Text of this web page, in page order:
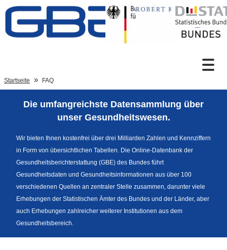
Zum Inhalt
Sprachumschaltung
Fußzeile
Startseite FAQ
Die umfangreichste Datensammlung über
unser Gesundheitswesen.
Wir bieten Ihnen kostenfrei über drei Milliarden Zahlen und Kennziffern
in Form von übersichtlichen Tabellen. Die Online-Datenbank der
Gesundheitsberichterstattung (GBE) des Bundes führt
Gesundheitsdaten und Gesundheitsinformationen aus über 100
verschiedenen Quellen an zentraler Stelle zusammen, darunter viele
Erhebungen der Statistischen Ämter des Bundes und der Länder, aber
auch Erhebungen zahlreicher weiterer Institutionen aus dem
Gesundheitsbereich.